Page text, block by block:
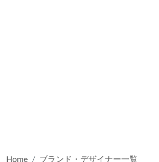
Home
ブランド・デザイナー一覧